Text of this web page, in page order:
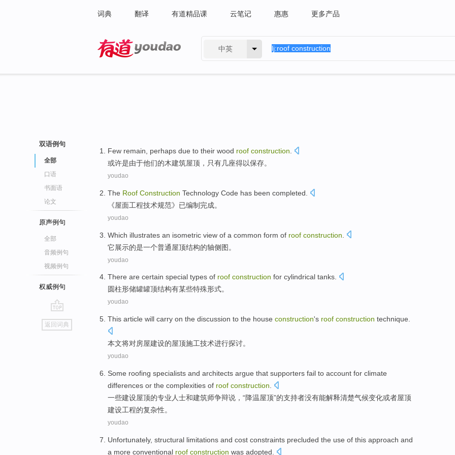
词典 翻译 有道精品课 云笔记 惠惠 更多产品
中英
双语例句
全部
口语
书面语
论文
原声例句
全部
音频例句
视频例句
权威例句
go
top
返回词典
Few remain perhaps due to their wood roof construction
或许是由于他们的木建筑屋顶 ， 只有几座得以保存。
youdao
The Roof Construction Technology Code has been completed
《屋面工程技术规范》 已编制完成。
youdao
Which illustrates an isometric view of a common form of roof construction
它展示的是一个普通屋顶结构的轴侧图。
youdao
There are certain special types of roof construction for cylindrical tanks.
圆柱形储罐罐顶结构有某些特殊形式。
youdao
This article will carry on the discussion to the house construction's roof construction technique
本文将对房屋建设的屋顶施工技术进行探讨。
youdao
Some roofing specialists and architects argue that supporters fail to account for climate
differences or the complexities of roof construction
一些建设屋顶的专业人士和建筑师争辩说，“降温屋顶”的支持者没有能解释清楚气候变化或者屋顶
建设工程的复杂性。
youdao
Unfortunately, structural limitations and cost constraints precluded the use of this approach and
a more conventional roof construction was adopted